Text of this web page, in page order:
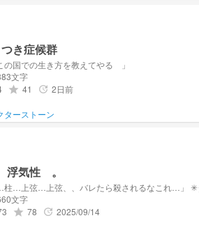
# 💸🎀🏐 # 🛼💘💭
《 愛方 》
隣さん 》
き症候群
の国での生き方を教えてやる 」
文字
grade 41 update 2日前
ターストーン
気性 。
「柱
文字
grade 78 update 2025/09/14